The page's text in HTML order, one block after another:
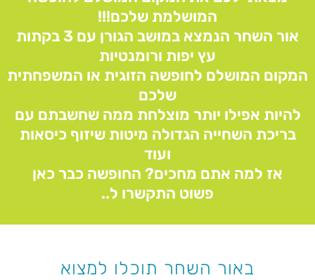
המושלמת שלכם!!!
אור השחר הנמצא במושב הגורן עם 3 בקתות
עץ יפות ורומנטיות
המקום המושלם לחופשה הזוגית או המשפחתית
שלכם
להיות אפילו יותר מוצלחת ממה שחשבתם עם
בריכת השחייה הגדולה מיטות שיזוף כיסאות
ועוד
אז למה אתם מחכים? החופשה כבר כאן
פשוט התקשרו ל..
באור השחר תוכלו למצוא